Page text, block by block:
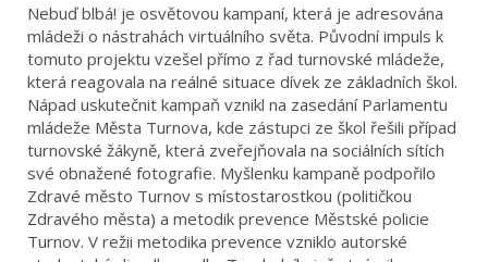
Nebuď blbá! je osvětovou kampaní, která je adresována
mládeži o nástrahách virtuálního světa. Původní impuls k
tomuto projektu vzešel přímo z řad turnovské mládeže,
která reagovala na reálné situace dívek ze základních škol.
Nápad uskutečnit kampaň vznikl na zasedání Parlamentu
mládeže Města Turnova, kde zástupci ze škol řešili případ
turnovské žákyně, která zveřejňovala na sociálních sítích
své obnažené fotografie. Myšlenku kampaně podpořilo
Zdravé město Turnov s místostarostkou (političkou
Zdravého města) a metodik prevence Městské policie
Turnov. V režii metodika prevence vzniklo autorské